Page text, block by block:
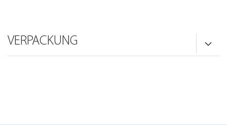
VERPACKUNG